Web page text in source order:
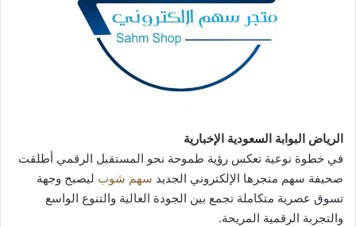
الرياض البوابة السعودية الإخبارية
في خطوة نوعية تعكس رؤية طموحة نحو المستقبل الرقمي أطلقت
صحيفة سهم متجرها الإلكتروني الجديد سهم شوب ليصبح وجهة
تسوق عصرية متكاملة تجمع بين الجودة العالية والتنوع الواسع
والتجربة الرقمية المريحة.